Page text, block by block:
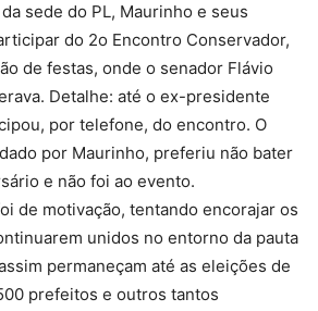
sede do PL, Maurinho e seus
do 2o Encontro Conservador,
de festas, onde o senador Flávio
Detalhe: até o ex-presidente
por telefone, do encontro. O
por Maurinho, preferiu não bater
e não foi ao evento.
de motivação, tentando encorajar os
unidos no entorno da pauta
permaneçam até as eleições de
prefeitos e outros tantos